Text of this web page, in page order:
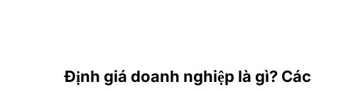
Định giá doanh nghiệp là gì? Các